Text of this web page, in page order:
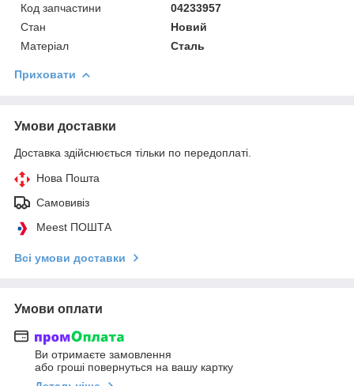
Код запчастини
04233957
Стан
Новий
Матеріал
Сталь
Приховати
Умови доставки
Доставка здійснюється тільки по передоплаті.
Нова Пошта
Самовивіз
Meest ПОШТА
Всі умови доставки
Умови оплати
Ви отримаєте замовлення
або гроші повернуться на вашу картку